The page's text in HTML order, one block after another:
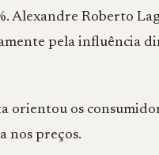
Alexandre Roberto
pela influência
orientou os
nos preços.